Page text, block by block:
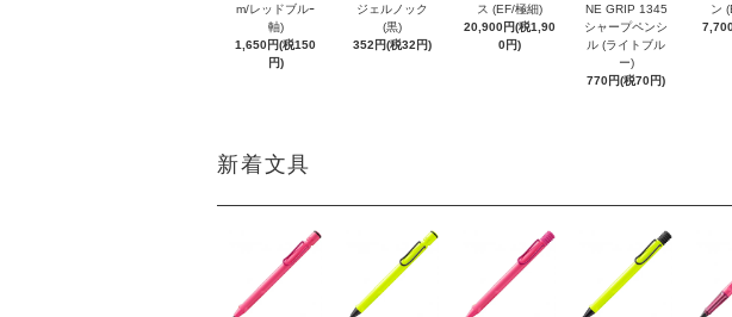
m/レッドブルｰ
軸)
1,650円(税150
円)
ジェルノック
(黒)
352円(税32円)
ス (EF/極細)
20,900円(税1,90
0円)
NE GRIP 1345
シャープペンシ
ル (ライトブル
ー)
770円(税70円)
ン
新着文具